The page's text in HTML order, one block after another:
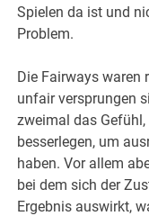
Spielen da ist und
Problem.
Die Fairways waren
unfair versprungen
zweimal das
besserlegen, um
haben. Vor allem
bei dem sich der
Ergebnis auswirkt,